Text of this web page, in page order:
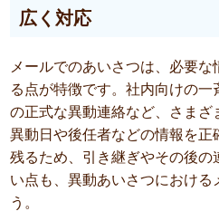
広く対応
メールでのあいさつは、必要
る点が特徴です。社内向けの
の正式な異動連絡など、さまざ
異動日や後任者などの情報を正
残るため、引き継ぎやその後の
い点も、異動あいさつにおける
う。